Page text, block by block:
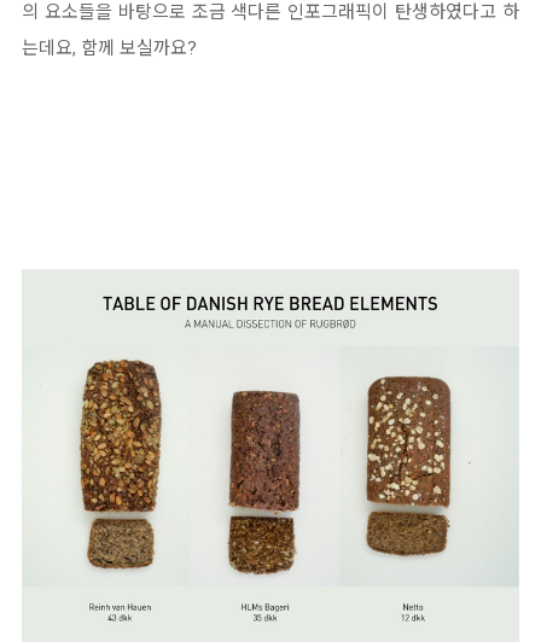
의 요소들을 바탕으로 조금 색다른 인포그래픽이 탄생하였다고 하
는데요, 함께 보실까요?